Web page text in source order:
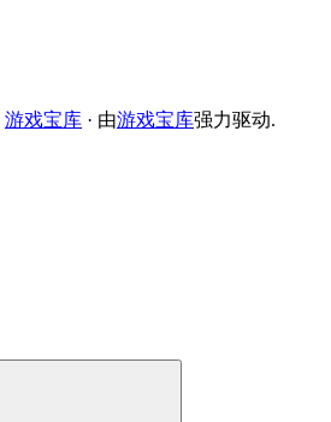
游戏宝库 · 由游戏宝库强力驱动.